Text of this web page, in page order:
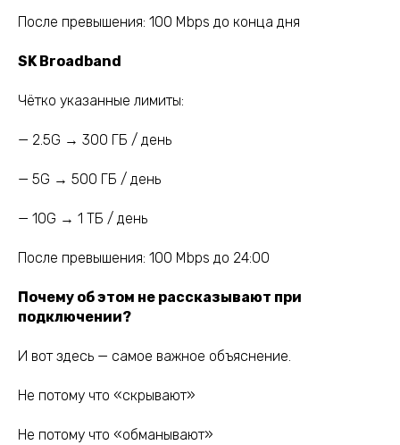
После превышения: 100 Mbps до конца дня
SK Broadband
Чётко указанные лимиты:
— 2.5G → 300 ГБ / день
— 5G → 500 ГБ / день
— 10G → 1 ТБ / день
После превышения: 100 Mbps до 24:00
Почему об этом не рассказывают при
подключении?
И вот здесь — самое важное объяснение.
Не потому что «скрывают»
Не потому что «обманывают»